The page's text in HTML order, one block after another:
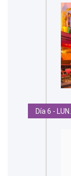
Día 6 - LUN.